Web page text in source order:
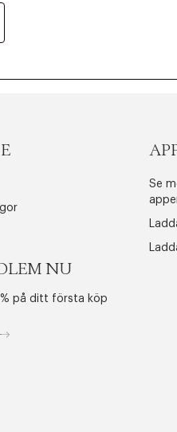
NU
på ditt första köp
Se